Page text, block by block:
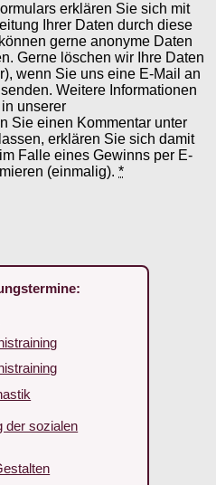
erklären Sie sich mit
Ihrer Daten durch diese
gerne anonyme Daten
Gerne löschen wir Ihre Daten
wenn Sie uns eine E-Mail an
Weitere Informationen
unserer
Sie einen Kommentar unter
erklären Sie sich damit
Falle eines Gewinns per E-
(einmalig). *
der sozialen